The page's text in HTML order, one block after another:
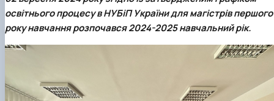
освітнього процесу в НУБіП України для магістрів першого
року навчання розпочався 2024-2025 навчальний рік.